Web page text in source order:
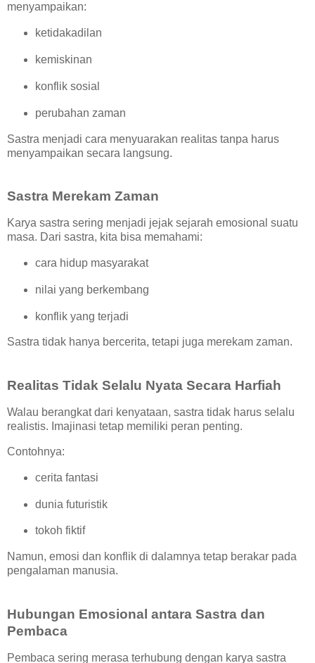
menyampaikan:
ketidakadilan
kemiskinan
konflik sosial
perubahan zaman
Sastra menjadi cara menyuarakan realitas tanpa harus
menyampaikan secara langsung.
Sastra Merekam Zaman
Karya sastra sering menjadi jejak sejarah emosional suatu
masa. Dari sastra, kita bisa memahami:
cara hidup masyarakat
nilai yang berkembang
konflik yang terjadi
Sastra tidak hanya bercerita, tetapi juga merekam zaman.
Realitas Tidak Selalu Nyata Secara Harfiah
Walau berangkat dari kenyataan, sastra tidak harus selalu
realistis. Imajinasi tetap memiliki peran penting.
Contohnya:
cerita fantasi
dunia futuristik
tokoh fiktif
Namun, emosi dan konflik di dalamnya tetap berakar pada
pengalaman manusia.
Hubungan Emosional antara Sastra dan
Pembaca
Pembaca sering merasa terhubung dengan karya sastra